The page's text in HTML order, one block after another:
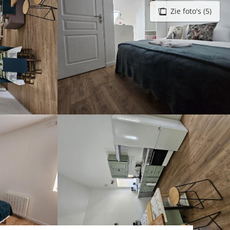
Zie foto's (5)